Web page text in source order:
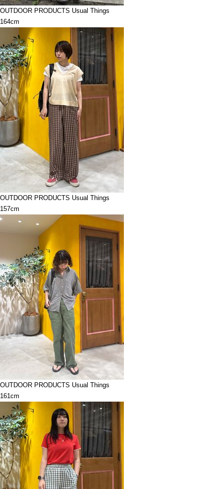
OUTDOOR PRODUCTS Usual Things
164cm
OUTDOOR PRODUCTS Usual Things
157cm
OUTDOOR PRODUCTS Usual Things
161cm